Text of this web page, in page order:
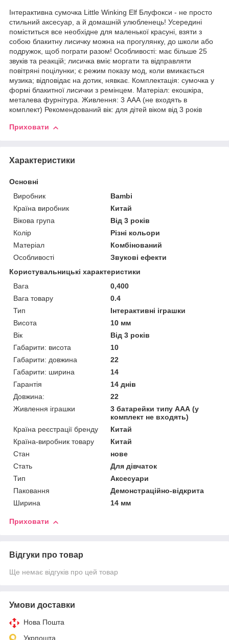
Інтерактивна сумочка Little Winking Elf Блуфокси - не просто
стильний аксесуар, а й домашній улюбленець! Усередині
поміститься все необхідне для маленької красуні, взяти з
собою блакитну лисичку можна на прогулянку, до школи або
подружок, щоб пограти разом! Особливості: має більше 25
звуків та реакцій; лисичка вміє моргати та відправляти
повітряні поцілунки; є режим показу мод, коли вмикається
музика; відповідає на дотик, нявкає. Комплектація: сумочка у
формі блакитної лисички з ремінцем. Матеріал: екошкіра,
металева фурнітура. Живлення: 3 ААА (не входять в
комплект) Рекомендований вік: для дітей віком від 3 років
Приховати
Характеристики
Основні
Виробник
Bambi
Країна виробник
Китай
Вікова група
Від 3 років
Колір
Різні кольори
Матеріал
Комбінований
Особливості
Звукові ефекти
Користувальницькі характеристики
Вага
0,400
Вага товару
0.4
Тип
Інтерактивні іграшки
Висота
10 мм
Вік
Від 3 років
Габарити: висота
10
Габарити: довжина
22
Габарити: ширина
14
Гарантія
14 днів
Довжина:
22
Живлення іграшки
3 батарейки типу ААА (у
комплект не входять)
Країна реєстрації бренду
Китай
Країна-виробник товару
Китай
Стан
нове
Стать
Для дівчаток
Тип
Аксесуари
Паковання
Демонстраційно-відкрита
Ширина
14 мм
Приховати
Відгуки про товар
Ще немає відгуків про цей товар
Умови доставки
Нова Пошта
Укрпошта